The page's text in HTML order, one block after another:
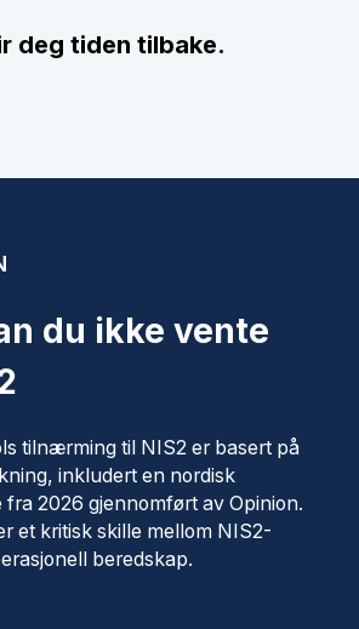
deg tiden tilbake.
du ikke vente
tilnærming til NIS2 er basert på
inkludert en nordisk
fra 2026 gjennomført av Opinion.
et kritisk skille mellom NIS2-
beredskap.